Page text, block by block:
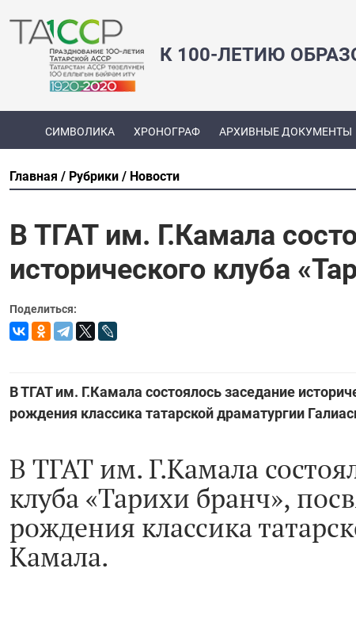
К 100-ЛЕТИЮ
СИМВОЛИКА ХРОНОГРАФ АРХИВНЫЕ ДОКУМЕНТЫ
Главная Рубрики Новости
В ТГАТ им. Г.Камала
исторического клуба
Поделиться:
В ТГАТ им. Г.Камала состоялось заседание
рождения классика татарской драматургии
В ТГАТ им. Г.Камала
клуба «Тарихи бранч»,
рождения классика
Камала.